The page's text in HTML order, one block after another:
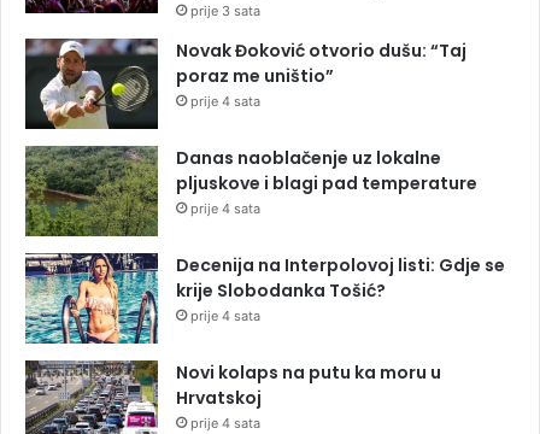
prije 3 sata
Novak Đoković otvorio dušu: “Taj
poraz me uništio”
prije 4 sata
Danas naoblačenje uz lokalne
pljuskove i blagi pad temperature
prije 4 sata
Decenija na Interpolovoj listi: Gdje se
krije Slobodanka Tošić?
prije 4 sata
Novi kolaps na putu ka moru u
Hrvatskoj
prije 4 sata